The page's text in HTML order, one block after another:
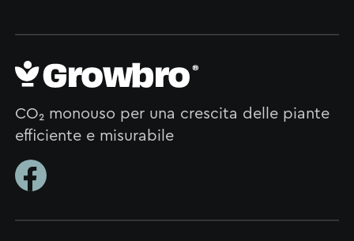
CO₂ monouso per una crescita delle piante
efficiente e misurabile